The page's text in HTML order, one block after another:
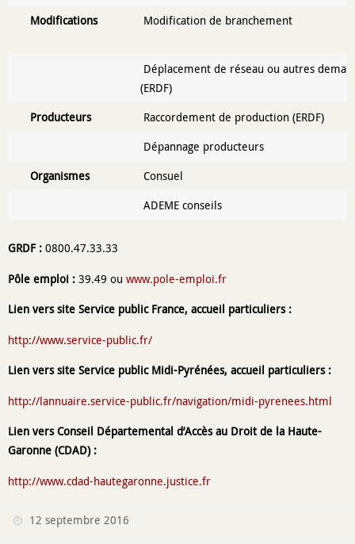
Modifications
Modification de branchement
Déplacement de réseau ou autres
(ERDF)
Producteurs
Raccordement de production (ERDF)
Dépannage producteurs
Organismes
Consuel
ADEME conseils
GRDF : 0800.47.33.33
Pôle emploi : 39.49 ou www.pole-emploi.fr
Lien vers site Service public France, accueil particuliers :
http://www.service-public.fr/
Lien vers site Service public Midi-Pyrénées, accueil particuliers :
http://lannuaire.service-public.fr/navigation/midi-pyrenees.html
Lien vers Conseil Départemental d’Accès au Droit de la Haute-
Garonne (CDAD) :
http://www.cdad-hautegaronne.justice.fr
12 septembre 2016